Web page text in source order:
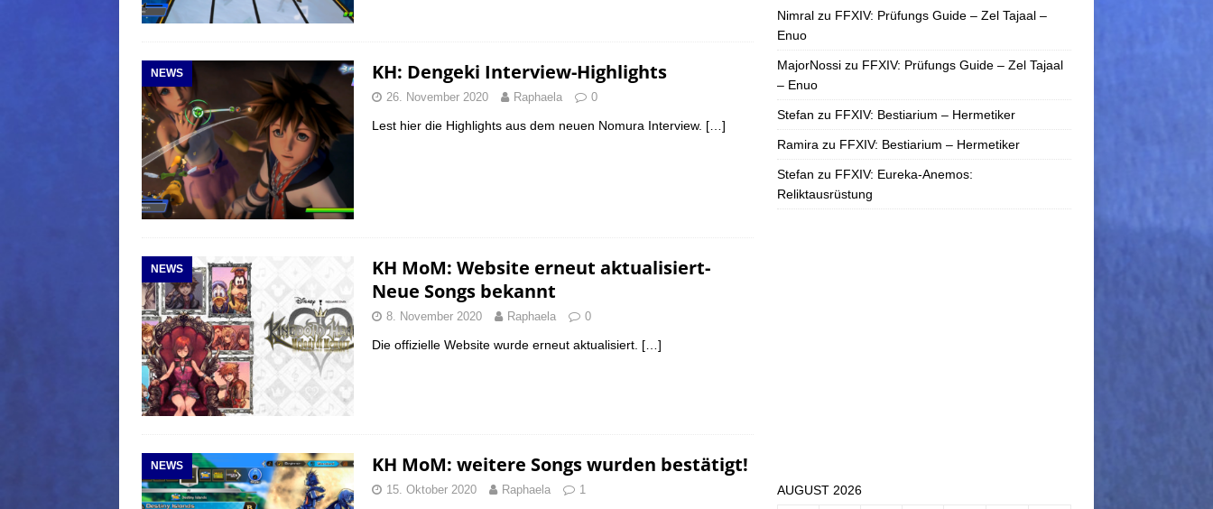
NEWS KH: Dengeki Interview-Highlights
26. November 2020 Raphaela 0
Lest hier die Highlights aus dem neuen Nomura Interview. […]
NEWS
KH MoM: Website erneut aktualisiert-
Neue Songs bekannt
8. November 2020 Raphaela 0
Die offizielle Website wurde erneut aktualisiert. […]
NEWS KH MoM: weitere Songs wurden bestätigt!
15. Oktober 2020 Raphaela 1
Nimralzu FFXIV: Prüfungs Guide – Zel Tajaal –
Enuo
MajorNossizu FFXIV: Prüfungs Guide – Zel Tajaal
– Enuo
Stefan zu FFXIV: Bestiarium – Hermetiker
Ramira zu FFXIV: Bestiarium – Hermetiker
Stefan zu FFXIV: Eureka-Anemos:
Reliktausrüstung
AUGUST 2026